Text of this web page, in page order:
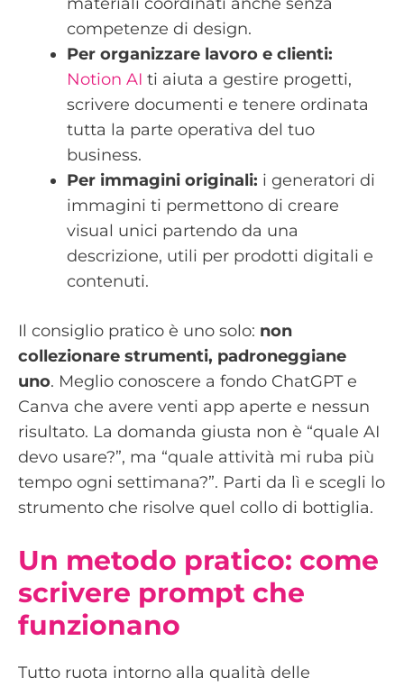
competenze di design.
Per organizzare lavoro e clienti:
Notion AI ti aiuta a gestire progetti,
scrivere documenti e tenere ordinata
tutta la parte operativa del tuo
business.
Per immagini originali: i generatori di
immagini ti permettono di creare
visual unici partendo da una
descrizione, utili per prodotti digitali e
contenuti.
Il consiglio pratico è uno solo: non
collezionare strumenti, padroneggiane
uno. Meglio conoscere a fondo ChatGPT e
Canva che avere venti app aperte e nessun
risultato. La domanda giusta non è “quale AI
devo usare?”, ma “quale attività mi ruba più
tempo ogni settimana?”. Parti da lì e scegli lo
strumento che risolve quel collo di bottiglia.
Un metodo pratico: come
scrivere prompt che
funzionano
Tutto ruota intorno alla qualità delle